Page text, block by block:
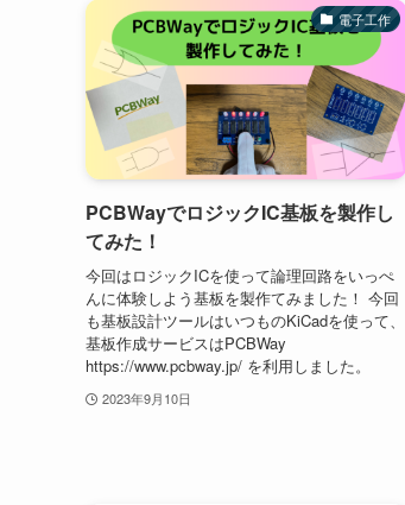
電子工作
PCBWayでロジックIC基板を製作し
てみた！
今回はロジックICを使って論理回路をいっぺ
んに体験しよう基板を製作てみました！ 今回
も基板設計ツールはいつものKiCadを使って、
基板作成サービスはPCBWay
https://www.pcbway.jp/ を利用しました。
2023年9月10日